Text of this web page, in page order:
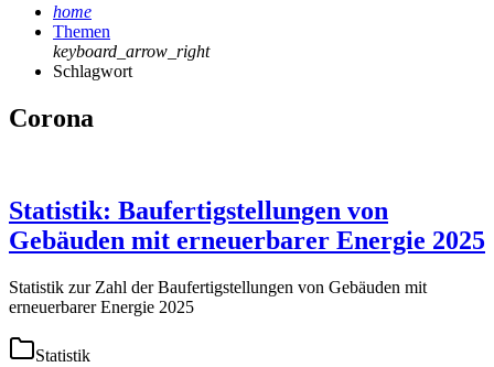
home
Themen
keyboard_arrow_right
Schlagwort
Corona
Statistik: Baufertigstellungen von
Gebäuden mit erneuerbarer Energie 2025
Statistik zur Zahl der Baufertigstellungen von Gebäuden mit
erneuerbarer Energie 2025
Statistik